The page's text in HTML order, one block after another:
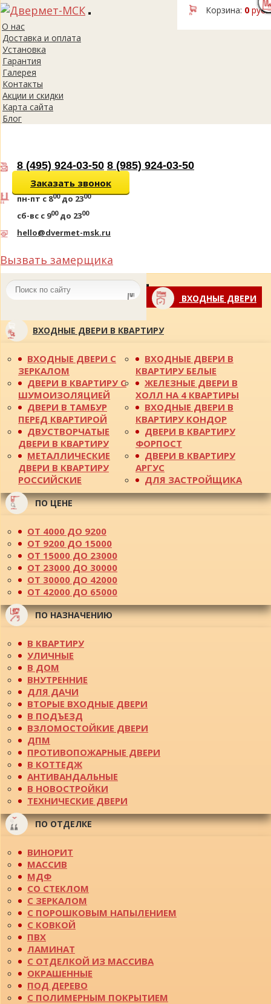
Корзина: 0 руб.
Toggle
О нас
Доставка и оплата
Установка
Гарантия
Галерея
Контакты
Акции и скидки
Карта сайта
Блог
8 (495) 924-03-50 8 (985) 924-03-50
Заказать звонок
пн-пт с 800до 2300
сб-вс с 900до 2300
hello@dvermet-msk.ru
Вызвать замерщика
Toggle
navigationВХОДНЫЕ ДВЕРИ
ВХОДНЫЕ ДВЕРИ В КВАРТИРУ
ВХОДНЫЕ ДВЕРИ С
ЗЕРКАЛОМ
ДВЕРИ В КВАРТИРУ С
ШУМОИЗОЛЯЦИЕЙ
ДВЕРИ В ТАМБУР
ПЕРЕД КВАРТИРОЙ
ДВУСТВОРЧАТЫЕ
ДВЕРИ В КВАРТИРУ
МЕТАЛЛИЧЕСКИЕ
ДВЕРИ В КВАРТИРУ
РОССИЙСКИЕ
ВХОДНЫЕ ДВЕРИ В
КВАРТИРУ БЕЛЫЕ
ЖЕЛЕЗНЫЕ ДВЕРИ В
ХОЛЛ НА 4 КВАРТИРЫ
ВХОДНЫЕ ДВЕРИ В
КВАРТИРУ КОНДОР
ДВЕРИ В КВАРТИРУ
ФОРПОСТ
ДВЕРИ В КВАРТИРУ
АРГУС
ДЛЯ ЗАСТРОЙЩИКА
ПО ЦЕНЕ
ОТ 4000 ДО 9200
ОТ 9200 ДО 15000
ОТ 15000 ДО 23000
ОТ 23000 ДО 30000
ОТ 30000 ДО 42000
ОТ 42000 ДО 65000
ПО НАЗНАЧЕНИЮ
В КВАРТИРУ
УЛИЧНЫЕ
В ДОМ
ВНУТРЕННИЕ
ДЛЯ ДАЧИ
ВТОРЫЕ ВХОДНЫЕ ДВЕРИ
В ПОДЪЕЗД
ВЗЛОМОСТОЙКИЕ ДВЕРИ
ДПМ
ПРОТИВОПОЖАРНЫЕ ДВЕРИ
В КОТТЕДЖ
АНТИВАНДАЛЬНЫЕ
В НОВОСТРОЙКИ
ТЕХНИЧЕСКИЕ ДВЕРИ
ПО ОТДЕЛКЕ
ВИНОРИТ
МАССИВ
МДФ
СО СТЕКЛОМ
С ЗЕРКАЛОМ
С ПОРОШКОВЫМ НАПЫЛЕНИЕМ
С КОВКОЙ
ПВХ
ЛАМИНАТ
С ОТДЕЛКОЙ ИЗ МАССИВА
ОКРАШЕННЫЕ
ПОД ДЕРЕВО
С ПОЛИМЕРНЫМ ПОКРЫТИЕМ